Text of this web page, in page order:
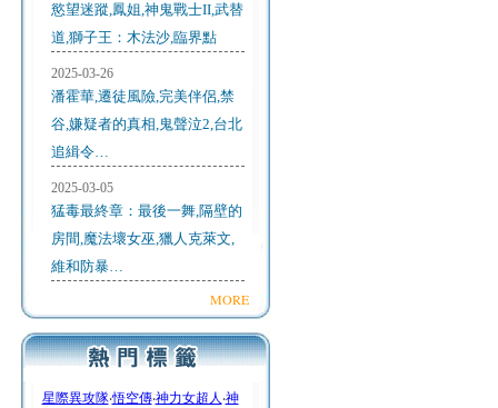
慾望迷蹤,鳳姐,神鬼戰士II,武替
道,獅子王：木法沙,臨界點
2025-03-26
潘霍華,遷徒風險,完美伴侶,禁
谷,嫌疑者的真相,鬼聲泣2,台北
追緝令…
2025-03-05
猛毒最終章：最後一舞,隔壁的
房間,魔法壞女巫,獵人克萊文,
維和防暴…
MORE
星際異攻隊‧悟空傳‧神力女超人 ‧神